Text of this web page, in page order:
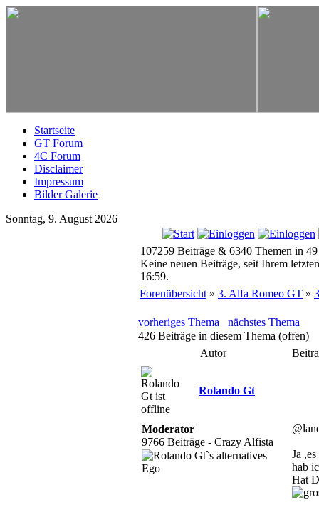
Startseite
GT Forum
4C Forum
Disclaimer
Impressum
Bilder Galerie
Sonntag, 9. August 2026
107259 Beiträge & 6340 Themen in
Keine neuen Beiträge, seit Ihrem
16:59.
Forenübersicht » 3. Alfa Romeo GT »
vorheriges Thema
nächstes Thema
426 Beiträge in diesem Thema (offen)
Autor
Rolando Gt
Moderator
9766 Beiträge - Crazy Alfista
Ja
hab
Hat